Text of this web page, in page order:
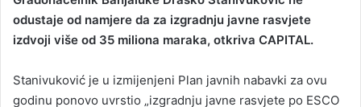
odustaje od namjere da za izgradnju javne rasvjete
izdvoji više od 35 miliona maraka, otkriva CAPITAL.
Stanivuković je u izmijenjeni Plan javnih nabavki za ovu
godinu ponovo uvrstio „izgradnju javne rasvjete po ESCO